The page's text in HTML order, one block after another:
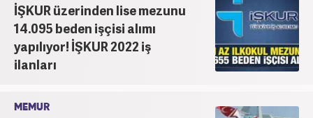
İŞKUR üzerinden lise mezunu
14.095 beden işçisi alımı
yapılıyor! İŞKUR 2022 iş
ilanları
MEMUR